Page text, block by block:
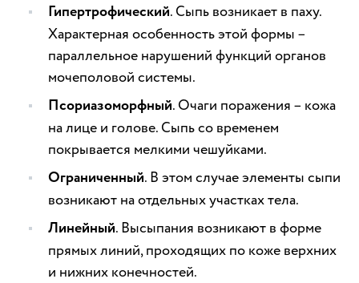
Гипертрофический. Сыпь возникает в паху.
Характерная особенность этой формы –
параллельное нарушений функций органов
мочеполовой системы.
Псориазоморфный. Очаги поражения – кожа
на лице и голове. Сыпь со временем
покрывается мелкими чешуйками.
Ограниченный. В этом случае элементы сыпи
возникают на отдельных участках тела.
Линейный. Высыпания возникают в форме
прямых линий, проходящих по коже верхних
и нижних конечностей.